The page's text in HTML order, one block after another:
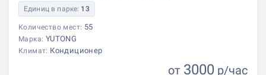
Единиц в парке: 13
Количество мест: 55
Марка: YUTONG
Климат: Кондиционер
от 3000 р/час